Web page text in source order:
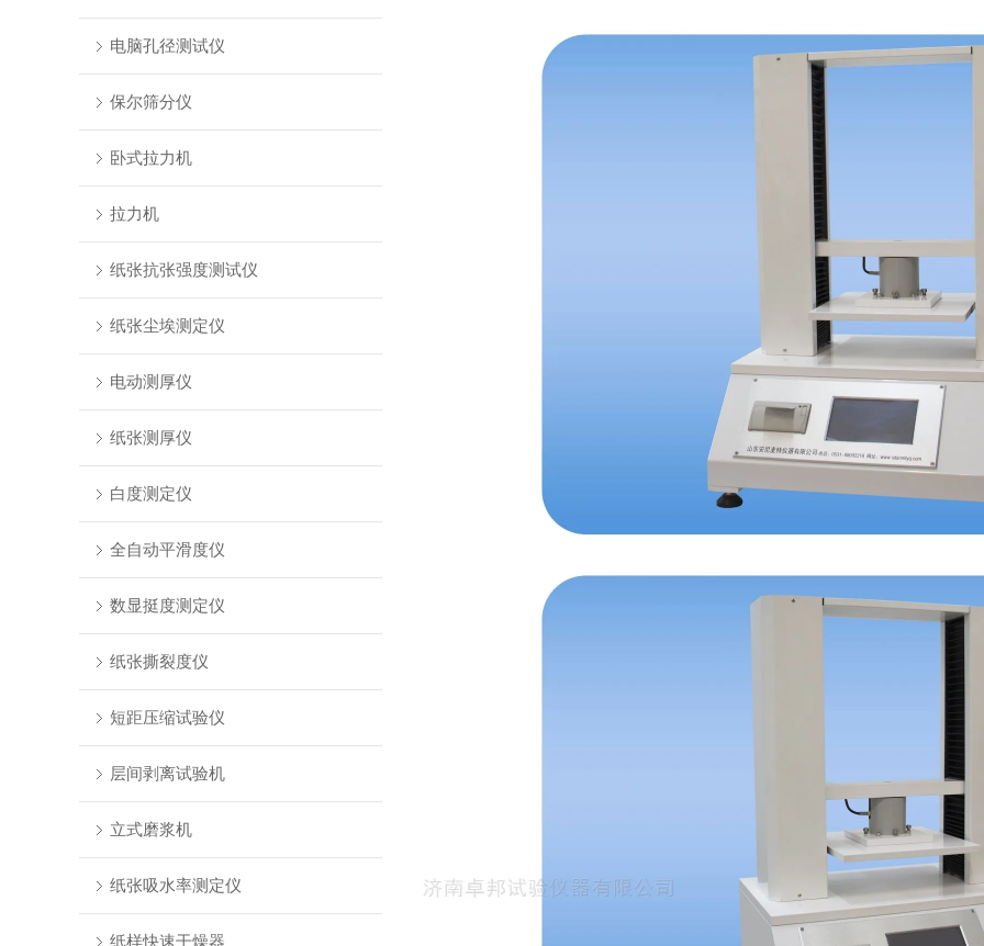
电脑孔径测试仪
保尔筛分仪
卧式拉力机
拉力机
纸张抗张强度测试仪
纸张尘埃测定仪
电动测厚仪
纸张测厚仪
白度测定仪
全自动平滑度仪
数显挺度测定仪
纸张撕裂度仪
短距压缩试验仪
层间剥离试验机
立式磨浆机
纸张吸水率测定仪
纸样快速干燥器